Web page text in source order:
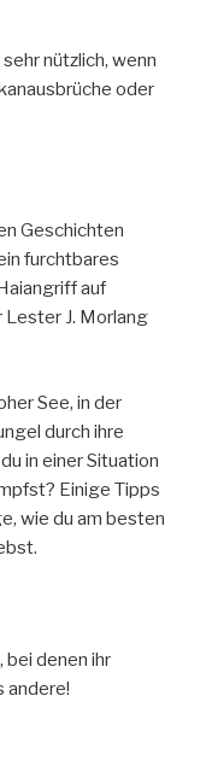
nützlich, wenn
oder
Geschichten
furchtbares
auf
Lester J. Morlang
See, in der
durch ihre
in einer Situation
Einige Tipps
wie du am besten
bei denen ihr
andere!